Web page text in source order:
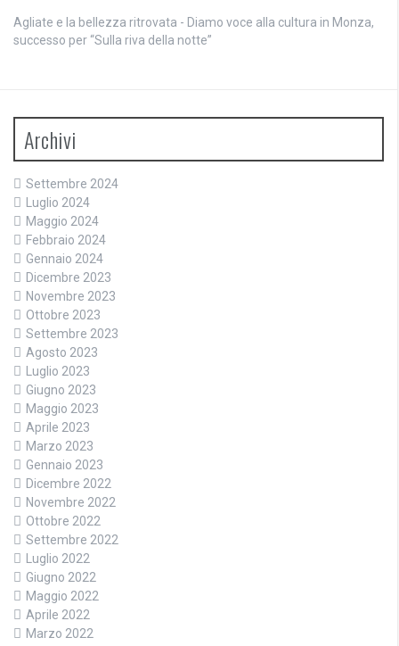
Agliate e la bellezza ritrovata - Diamo voce alla cultura in Monza,
successo per “Sulla riva della notte”
Archivi
Settembre 2024
Luglio 2024
Maggio 2024
Febbraio 2024
Gennaio 2024
Dicembre 2023
Novembre 2023
Ottobre 2023
Settembre 2023
Agosto 2023
Luglio 2023
Giugno 2023
Maggio 2023
Aprile 2023
Marzo 2023
Gennaio 2023
Dicembre 2022
Novembre 2022
Ottobre 2022
Settembre 2022
Luglio 2022
Giugno 2022
Maggio 2022
Aprile 2022
Marzo 2022